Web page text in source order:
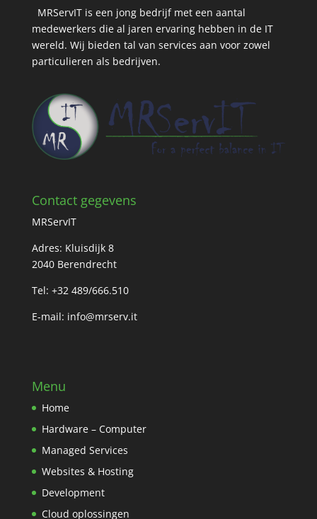
MRServIT is een jong bedrijf met een aantal
medewerkers die al jaren ervaring hebben in de IT
wereld. Wij bieden tal van services aan voor zowel
particulieren als bedrijven.
Contact gegevens
MRServIT
Adres: Kluisdijk 8
2040 Berendrecht
Tel: +32 489/666.510
E-mail: info@mrserv.it
Menu
Home
Hardware – Computer
Managed Services
Websites & Hosting
Development
Cloud oplossingen